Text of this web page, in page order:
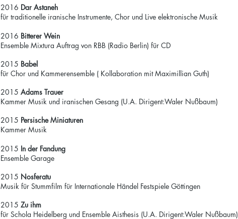
2016 Dar Astaneh
für traditionelle iranische Instrumente, Chor und Live elektronische Musik
2016 Bitterer Wein
Ensemble Mixtura Auftrag von RBB (Radio Berlin) für CD
2015 Babel
für Chor und Kammerensemble ( Kollaboration mit Maximillian Guth)
2015 Adams Trauer
Kammer Musik und iranischen Gesang (U.A. Dirigent:Waler Nußbaum)
2015 Persische Miniaturen
Kammer Musik
2015 In der Fandung
Ensemble Garage
2015 Nosferatu
Musik für Stummfilm für Internationale Händel Festspiele Göttingen
2015 Zu ihm
für Schola Heidelberg und Ensemble Aisthesis (U.A. Dirigent:Waler Nußbaum)